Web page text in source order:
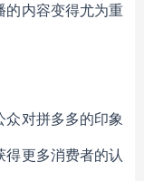
的内容变得尤为重
众对拼多多的印象
更多消费者的认